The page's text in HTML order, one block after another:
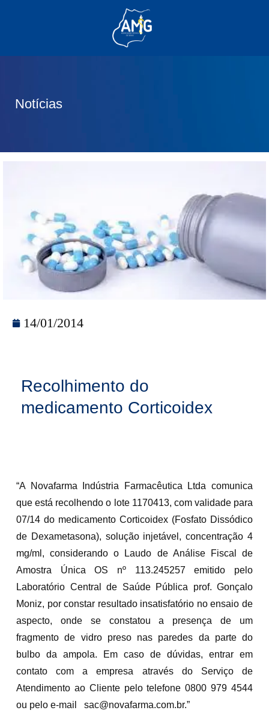
Notícias
14/01/2014
Recolhimento do
medicamento Corticoidex
“A Novafarma Indústria Farmacêutica Ltda comunica
que está recolhendo o lote 1170413, com validade para
07/14 do medicamento Corticoidex (Fosfato Dissódico
de Dexametasona), solução injetável, concentração 4
mg/ml, considerando o Laudo de Análise Fiscal de
Amostra Única OS nº 113.245257 emitido pelo
Laboratório Central de Saúde Pública prof. Gonçalo
Moniz, por constar resultado insatisfatório no ensaio de
aspecto, onde se constatou a presença de um
fragmento de vidro preso nas paredes da parte do
bulbo da ampola. Em caso de dúvidas, entrar em
contato com a empresa através do Serviço de
Atendimento ao Cliente pelo telefone 0800 979 4544
ou pelo e-mail sac@novafarma.com.br.”